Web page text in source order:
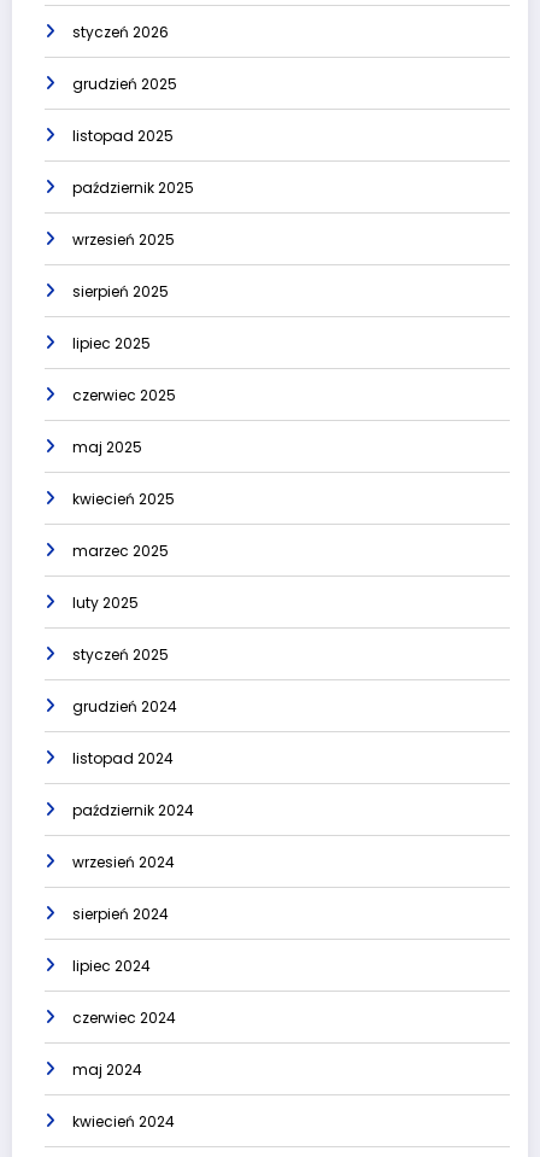
styczeń 2026
grudzień 2025
listopad 2025
październik 2025
wrzesień 2025
sierpień 2025
lipiec 2025
czerwiec 2025
maj 2025
kwiecień 2025
marzec 2025
luty 2025
styczeń 2025
grudzień 2024
listopad 2024
październik 2024
wrzesień 2024
sierpień 2024
lipiec 2024
czerwiec 2024
maj 2024
kwiecień 2024